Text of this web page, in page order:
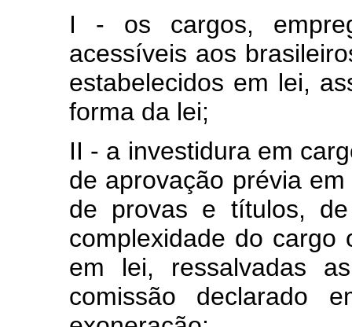
I - os cargos,
acessíveis aos
estabelecidos em lei,
forma da lei;
II - a investidura em
de aprovação prévia
de provas e títulos,
complexidade do cargo
em lei, ressalvadas
comissão declarado